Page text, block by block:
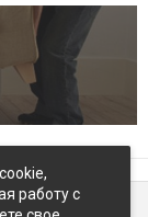
работу с